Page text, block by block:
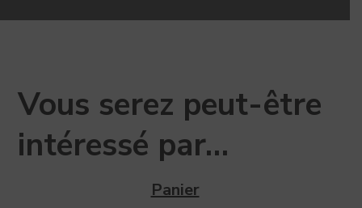
Vous serez peut-être
intéressé par…
Panier